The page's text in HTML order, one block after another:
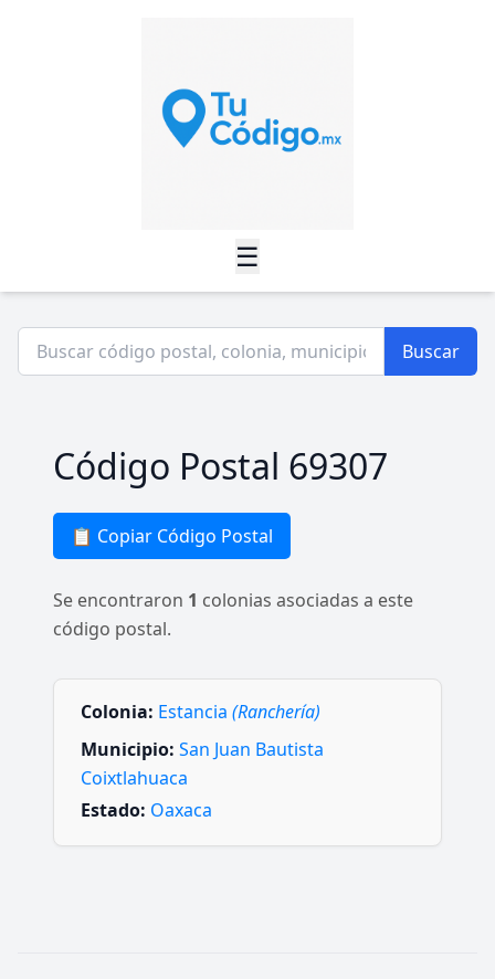
☰
Buscar
Código Postal 69307
📋 Copiar Código Postal
Se encontraron 1 colonias asociadas a este
código postal.
Colonia: Estancia (Ranchería)
Municipio: San Juan Bautista
Coixtlahuaca
Estado: Oaxaca